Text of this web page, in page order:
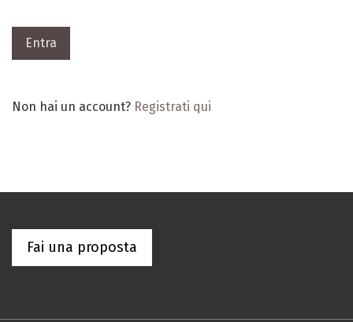
Entra
Non hai un account? Registrati qui
Fai una proposta